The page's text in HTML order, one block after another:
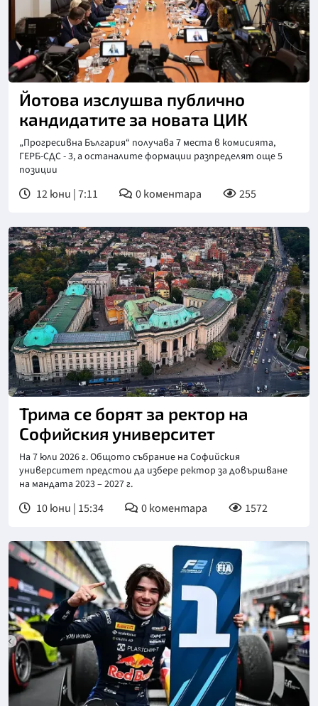
Йотова изслушва публично
кандидатите за новата ЦИК
„Прогресивна България“ получава 7 места в комисията,
ГЕРБ-СДС - 3, а останалите формации разпределят още 5
позиции
12 юни | 7:11 0коментара 255
Трима се борят за ректор на
Софийския университет
На 7 юли 2026 г. Общото събрание на Софийския
университет предстои да избере ректор за довършване
на мандата 2023 – 2027 г.
10 юни | 15:34 0коментара 1572